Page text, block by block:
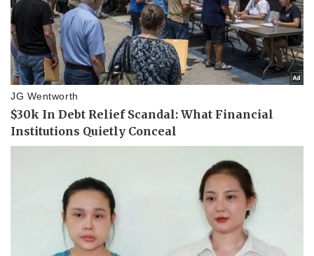
Sức khỏe
Dinh dưỡng - món ngon
Nhi khoa
Nam khoa
Làm đẹp - giảm cân
Ăn sạch sống khỏe
Đời sống
Nhà đẹp